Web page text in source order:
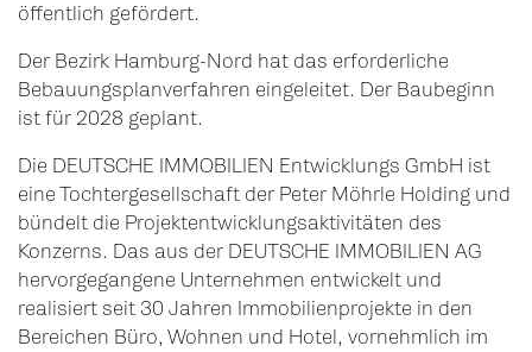
öffentlich gefördert.
Der Bezirk Hamburg-Nord hat das erforderliche
Bebauungsplanverfahren eingeleitet. Der Baubeginn
ist für 2028 geplant.
Die DEUTSCHE IMMOBILIEN Entwicklungs GmbH ist
eine Tochtergesellschaft der Peter Möhrle Holding und
bündelt die Projektentwicklungsaktivitäten des
Konzerns. Das aus der DEUTSCHE IMMOBILIEN AG
hervorgegangene Unternehmen entwickelt und
realisiert seit 30 Jahren Immobilienprojekte in den
Bereichen Büro, Wohnen und Hotel, vornehmlich im